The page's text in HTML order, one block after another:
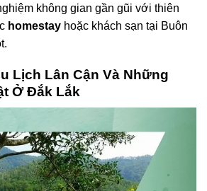
không gian gần gũi với thiên
homestay hoặc khách sạn tại Buôn
Lịch Lân Cận Và Những
Ở Đắk Lắk